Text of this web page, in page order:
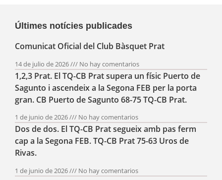
Últimes notícies publicades
Comunicat Oficial del Club Bàsquet Prat
14 de julio de 2026 No hay comentarios
1,2,3 Prat. El TQ-CB Prat supera un físic Puerto de
Sagunto i ascendeix a la Segona FEB per la porta
gran. CB Puerto de Sagunto 68-75 TQ-CB Prat.
1 de junio de 2026 No hay comentarios
Dos de dos. El TQ-CB Prat segueix amb pas ferm
cap a la Segona FEB. TQ-CB Prat 75-63 Uros de
Rivas.
1 de junio de 2026 No hay comentarios